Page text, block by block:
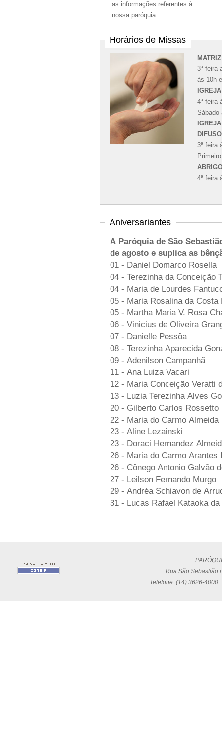
as informações referentes à
nossa paróquia
Horários de Missas
3ª feira
às 10h
4ª feira
Sábado
3ª feira
4ª feira
Aniversariantes
A Paróquia de São
de agosto e suplica as
01 - Daniel Domarco Rosella
04 - Terezinha da Conceição
04 - Maria de Lourdes
05 - Maria Rosalina da Costa
05 - Martha Maria V. Rosa
06 - Vinicius de Oliveira
07 - Danielle Pessôa
08 - Terezinha Aparecida
09 - Adenilson Campanhã
11 - Ana Luiza Vacari
12 - Maria Conceição Veratti
13 - Luzia Terezinha Alves
20 - Gilberto Carlos Rossetto
22 - Maria do Carmo Almeida
23 - Aline Lezainski
23 - Doraci Hernandez
26 - Maria do Carmo Arantes
26 - Cônego Antonio Galvão
27 - Leilson Fernando Murgo
29 - Andréa Schiavon de
31 - Lucas Rafael Kataoka da
Rua São Sebastião
Telefone: (14) 3626-